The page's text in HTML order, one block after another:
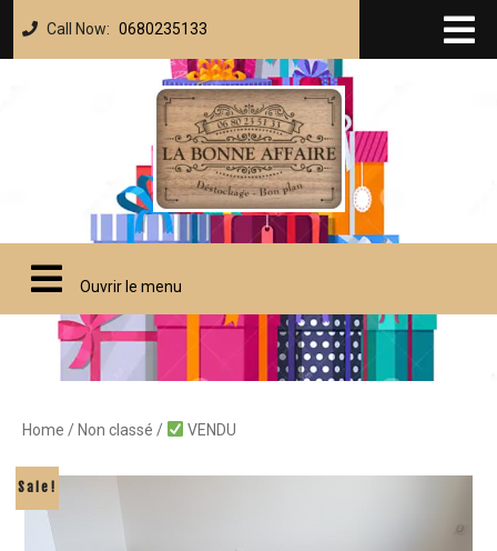
Call Now: 0680235133
Ouvrir le menu
Home / Non classé / VENDU
Sale!